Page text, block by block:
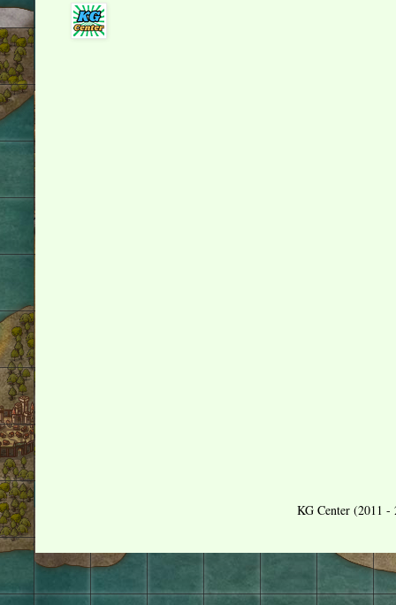
KG Center (2011 -